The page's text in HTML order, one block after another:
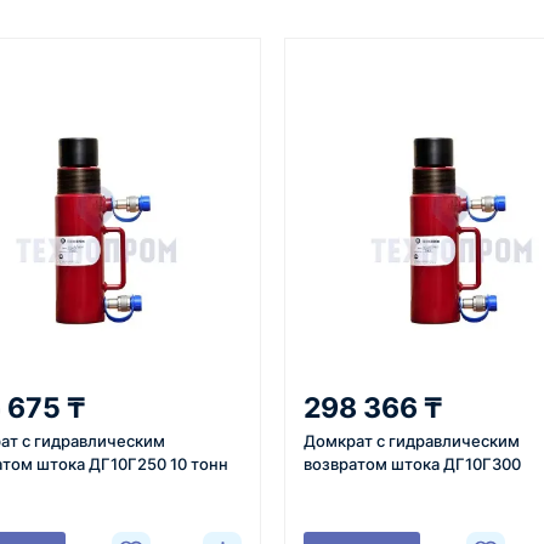
с
товара,
и условия
рассчитываем стоимость
товара и
4
готовим счёт,
принимаем
675 ₸
с гидравлическим
штока ДГ10Г250 10 тонн
298 366 ₸
Домкрат с гидравлическим
возвратом штока ДГ10Г300